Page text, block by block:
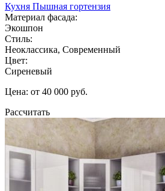
Кухня Пышная гортензия
Материал фасада:
Экошпон
Стиль:
Неоклассика, Современный
Цвет:
Сиреневый
Цена: от 40 000 руб.
Рассчитать